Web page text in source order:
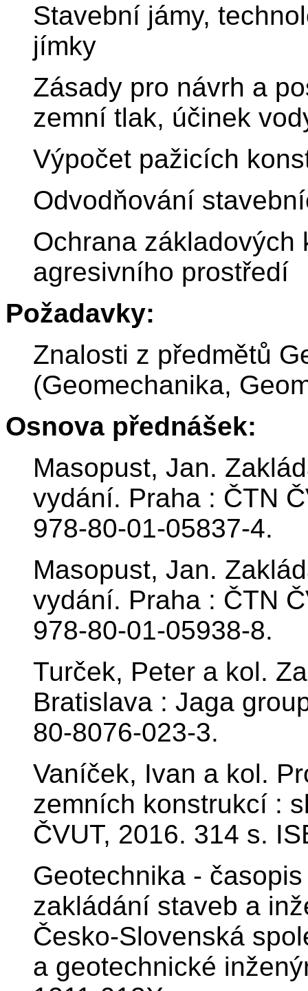
Stavební jámy,
jímky
Zásady pro návrh a
zemní tlak, účinek
Výpočet pažicích
Odvodňování
Ochrana
agresivního prostředí
Požadavky:
Znalosti z předmětů
(Geomechanika,
Osnova přednášek:
Masopust, Jan.
vydání. Praha : ČTN
978-80-01-05837-4.
Masopust, Jan.
vydání. Praha : ČTN
978-80-01-05938-8.
Turček, Peter a kol.
Bratislava : Jaga
80-8076-023-3.
Vaníček, Ivan a kol.
zemních konstrukcí :
ČVUT, 2016. 314 s.
Geotechnika -
zakládání staveb a
Česko-Slovenská
a geotechnické